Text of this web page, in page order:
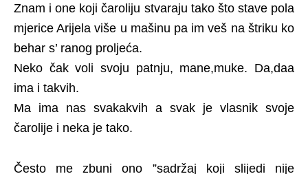
Znam i one koji čaroliju stvaraju tako što stave pola
mjerice Arijela više u mašinu pa im veš na štriku ko
behar s’ ranog proljeća.
Neko čak voli svoju patnju, mane,muke. Da,daa
ima i takvih.
Ma ima nas svakakvih a svak je vlasnik svoje
čarolije i neka je tako.
Često me zbuni ono ”sadržaj koji slijedi nije